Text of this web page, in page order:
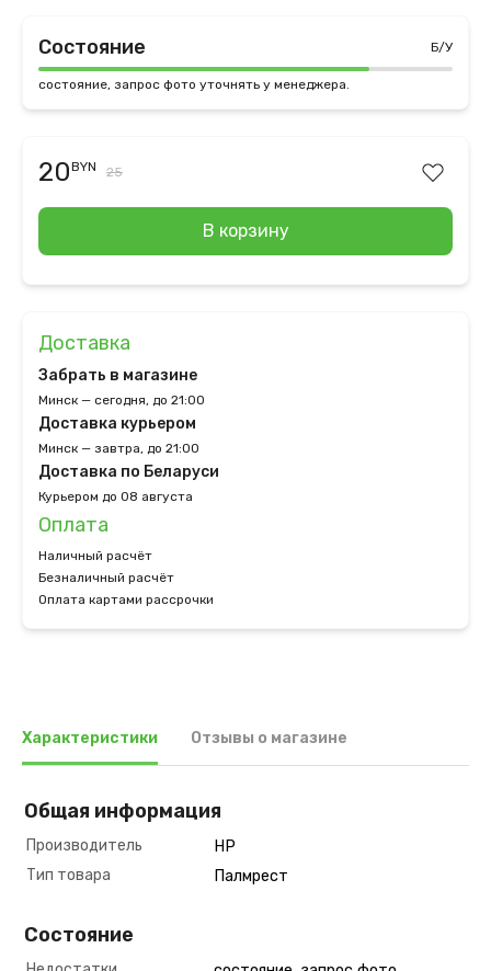
Состояние Б/У
состояние, запрос фото уточнять у менеджера.
20BYN 25
В корзину
Доставка
Забрать в магазине
Минск — сегодня, до 21:00
Доставка курьером
Минск — завтра, до 21:00
Доставка по Беларуси
Курьером до 08 августа
Оплата
Наличный расчёт
Безналичный расчёт
Оплата картами рассрочки
Характеристики Отзывы о магазине
Общая информация
Производитель
HP
Тип товара
Палмрест
Состояние